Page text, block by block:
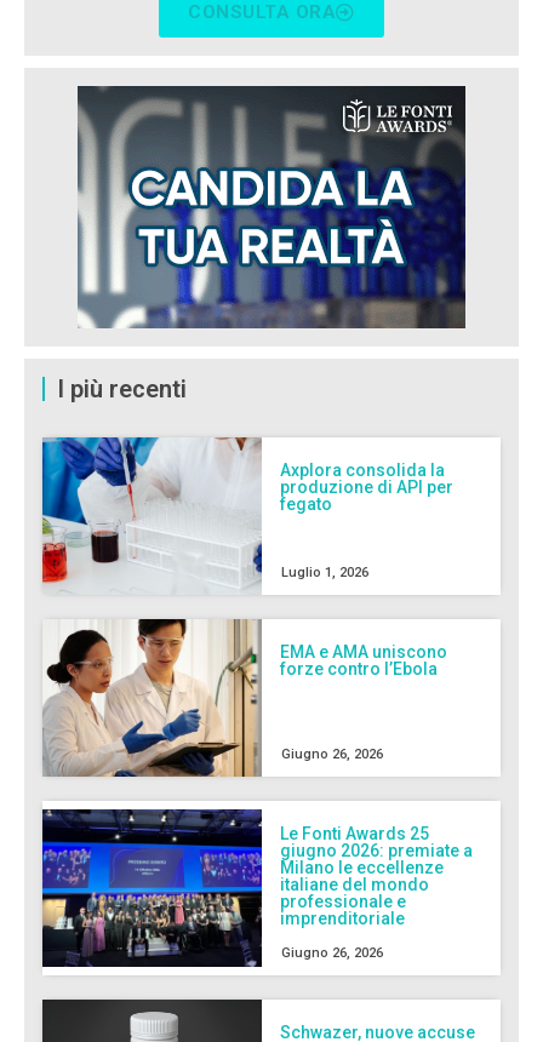
CONSULTA ORA
I più recenti
Axplora consolida la
produzione di API per
fegato
Luglio 1, 2026
EMA e AMA uniscono
forze contro l’Ebola
Giugno 26, 2026
Le Fonti Awards 25
giugno 2026: premiate a
Milano le eccellenze
italiane del mondo
professionale e
imprenditoriale
Giugno 26, 2026
Schwazer, nuove accuse